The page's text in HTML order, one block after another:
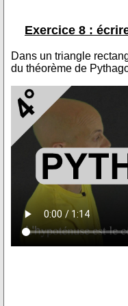
Exercice 8 :
Dans un triangle
du théorème de